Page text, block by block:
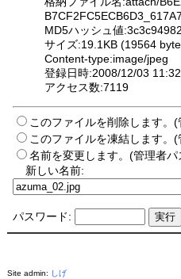
MD5ハッシュ値
サイズ:19.1KB (19564
Content-type:image/jpeg
登録日時:2008/12/03
アクセス数:7119
このファイルを削除します。
このファイルを凍結します。
名前を変更します。(管理者
新しい名前:
パスワード:
Site admin: しげ